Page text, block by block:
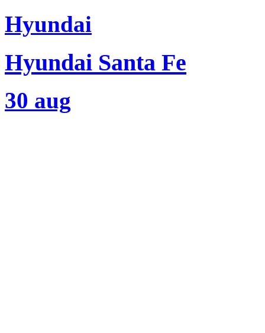
Hyundai
Hyundai Santa Fe
30 aug